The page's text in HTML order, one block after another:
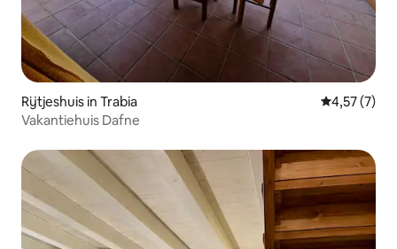
Rijtjeshuis in Trabia
4,57 (7)
Vakantiehuis Dafne